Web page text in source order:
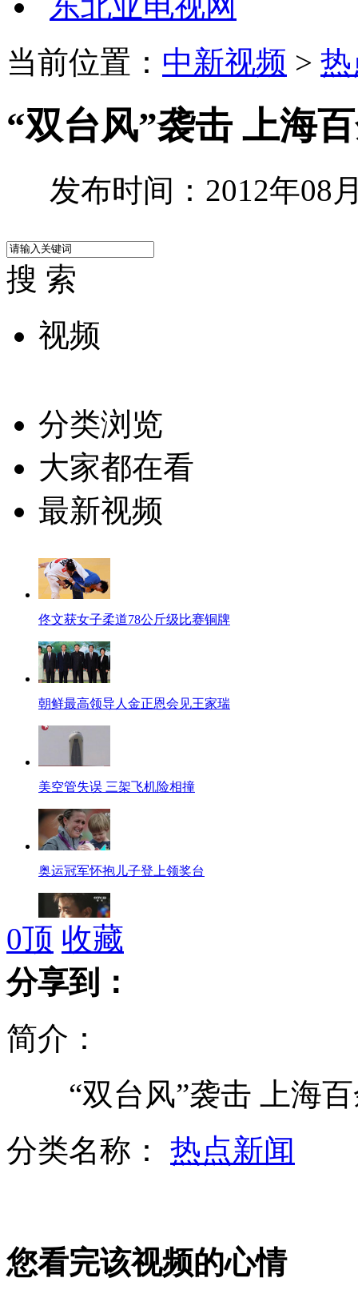
当前位置： 中新视频 >
“双台风”袭击 上海
发布时间：2012年08
搜 索
视频
分类浏览
大家都在看
最新视频
佟文获女子柔道78公斤级比赛铜牌
朝鲜最高领导人金正恩会见王家瑞
美空管失误 三架飞机险相撞
奥运冠军怀抱儿子登上领奖台
奥运"三连亚" 王皓：希望球迷比我坚强
意大利排球女将奥运赛场被男友求婚
0顶 收藏
分享到：
简介：
“双台风”袭击 上海百
分类名称： 热点新闻
您看完该视频的心情